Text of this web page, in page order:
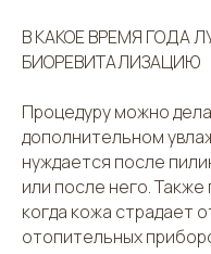
В КАКОЕ ВРЕМЯ ГОДА
БИОРЕВИТАЛИЗАЦИЮ
Процедуру можно
дополнительном
нуждается после
или после него.
когда кожа страдает
отопительных